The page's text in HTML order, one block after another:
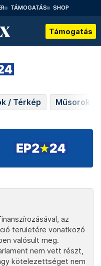
TÁMOGATÁS SHOP
Támogatás
/ Térkép Műsorok
az
területére vonatkozó
valósult meg.
nem vett részt,
kötelezettséget nem